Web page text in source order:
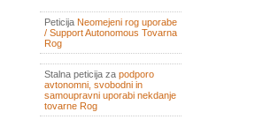
Peticija Neomejeni rog uporabe
/ Support Autonomous Tovarna
Rog
Stalna peticija za podporo
avtonomni, svobodni in
samoupravni uporabi nekdanje
tovarne Rog